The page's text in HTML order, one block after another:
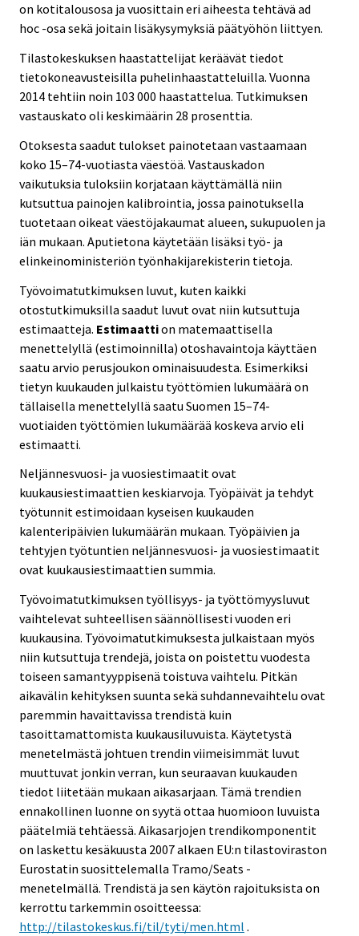
on kotitalousosa ja vuosittain eri aiheesta tehtävä ad
hoc -osa sekä joitain lisäkysymyksiä päätyöhön liittyen.
Tilastokeskuksen haastattelijat keräävät tiedot
tietokoneavusteisilla puhelinhaastatteluilla. Vuonna
2014 tehtiin noin 103 000 haastattelua. Tutkimuksen
vastauskato oli keskimäärin 28 prosenttia.
Otoksesta saadut tulokset painotetaan vastaamaan
koko 15–74-vuotiasta väestöä. Vastauskadon
vaikutuksia tuloksiin korjataan käyttämällä niin
kutsuttua painojen kalibrointia, jossa painotuksella
tuotetaan oikeat väestöjakaumat alueen, sukupuolen ja
iän mukaan. Aputietona käytetään lisäksi työ- ja
elinkeinoministeriön työnhakijarekisterin tietoja.
Työvoimatutkimuksen luvut, kuten kaikki
otostutkimuksilla saadut luvut ovat niin kutsuttuja
estimaatteja. Estimaattion matemaattisella
menettelyllä (estimoinnilla) otoshavaintoja käyttäen
saatu arvio perusjoukon ominaisuudesta. Esimerkiksi
tietyn kuukauden julkaistu työttömien lukumäärä on
tällaisella menettelyllä saatu Suomen 15–74-
vuotiaiden työttömien lukumäärää koskeva arvio eli
estimaatti.
Neljännesvuosi- ja vuosiestimaatit ovat
kuukausiestimaattien keskiarvoja. Työpäivät ja tehdyt
työtunnit estimoidaan kyseisen kuukauden
kalenteripäivien lukumäärän mukaan. Työpäivien ja
tehtyjen työtuntien neljännesvuosi- ja vuosiestimaatit
ovat kuukausiestimaattien summia.
Työvoimatutkimuksen työllisyys- ja työttömyysluvut
vaihtelevat suhteellisen säännöllisesti vuoden eri
kuukausina. Työvoimatutkimuksesta julkaistaan myös
niin kutsuttuja trendejä, joista on poistettu vuodesta
toiseen samantyyppisenä toistuva vaihtelu. Pitkän
aikavälin kehityksen suunta sekä suhdannevaihtelu ovat
paremmin havaittavissa trendistä kuin
tasoittamattomista kuukausiluvuista. Käytetystä
menetelmästä johtuen trendin viimeisimmät luvut
muuttuvat jonkin verran, kun seuraavan kuukauden
tiedot liitetään mukaan aikasarjaan. Tämä trendien
ennakollinen luonne on syytä ottaa huomioon luvuista
päätelmiä tehtäessä. Aikasarjojen trendikomponentit
on laskettu kesäkuusta 2007 alkaen EU:n tilastoviraston
Eurostatin suosittelemalla Tramo/Seats -
menetelmällä. Trendistä ja sen käytön rajoituksista on
kerrottu tarkemmin osoitteessa:
http://tilastokeskus.fi/til/tyti/men.html .